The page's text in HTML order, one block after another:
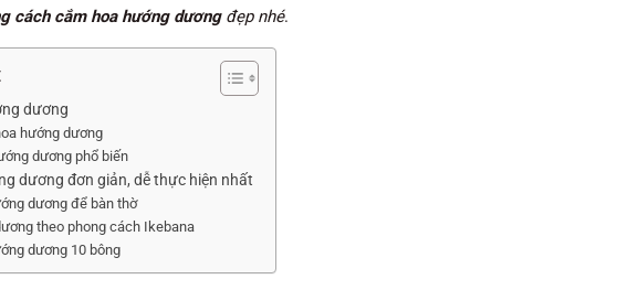
cách cắm hoa hướng dương đẹp nhé.
dương
hướng dương
dương phổ biến
dương đơn giản, dễ thực hiện nhất
dương để bàn thờ
theo phong cách Ikebana
dương 10 bông